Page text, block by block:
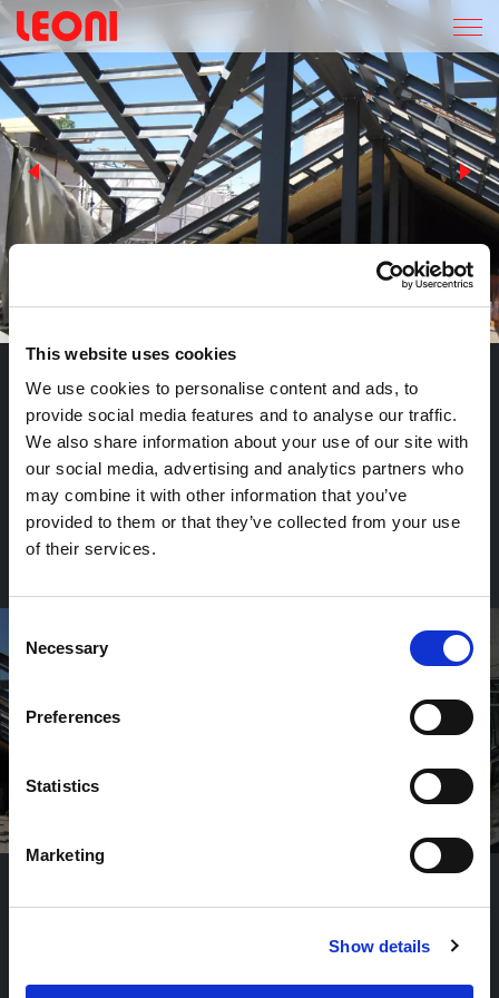
This website uses cookies
We use cookies to personalise content and ads, to
provide social media features and to analyse our traffic.
We also share information about your use of our site with
our social media, advertising and analytics partners who
may combine it with other information that you’ve
provided to them or that they’ve collected from your use
of their services.
Selection
Necessary
Preferences
Statistics
Marketing
Show details
SELEZIONE PETRARCA
RE CU PERO SOTTOTET TO VI A PETRA
MILA NO
Il recupero del sottotetto in Via Petrarca a Milano riguarda un
intervento edilizio finalizzato alla trasformazione del sottotetto
esistente in spazio abitabile, attraverso la realizzazione di
nuove strutture e l’adeguamento degli elementi costruttivi
secondo le normative vigenti.
E